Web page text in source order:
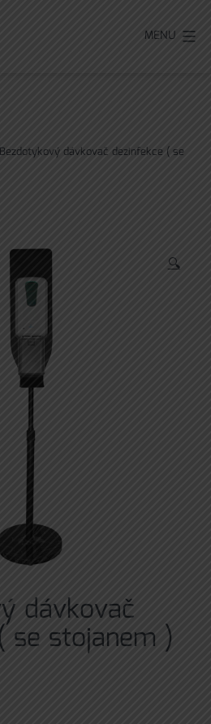
MENU
dávkovač dezinfekce ( se
🔍
dávkovač
se stojanem )